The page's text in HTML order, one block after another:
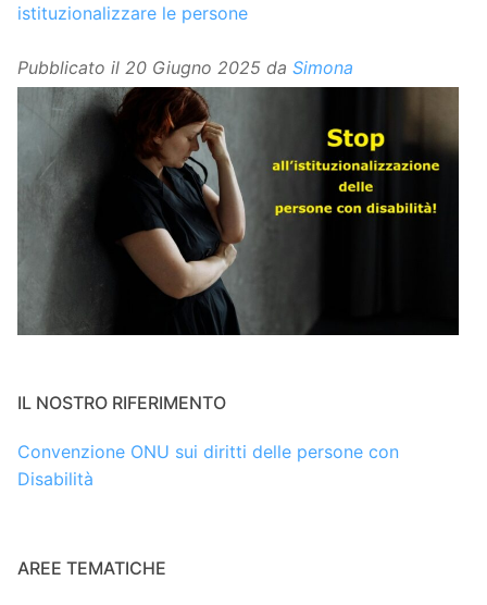
istituzionalizzare le persone
Pubblicato il 20 Giugno 2025 da Simona
IL NOSTRO RIFERIMENTO
Convenzione ONU sui diritti delle persone con
Disabilità
AREE TEMATICHE